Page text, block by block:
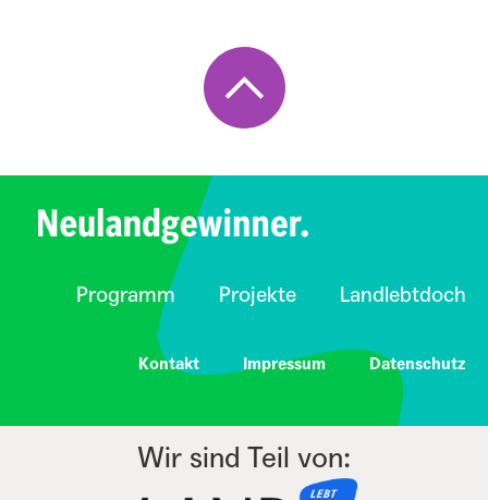
Programm Projekte Landlebtdoch
Kontakt Impressum Datenschutz
Wir sind Teil von: